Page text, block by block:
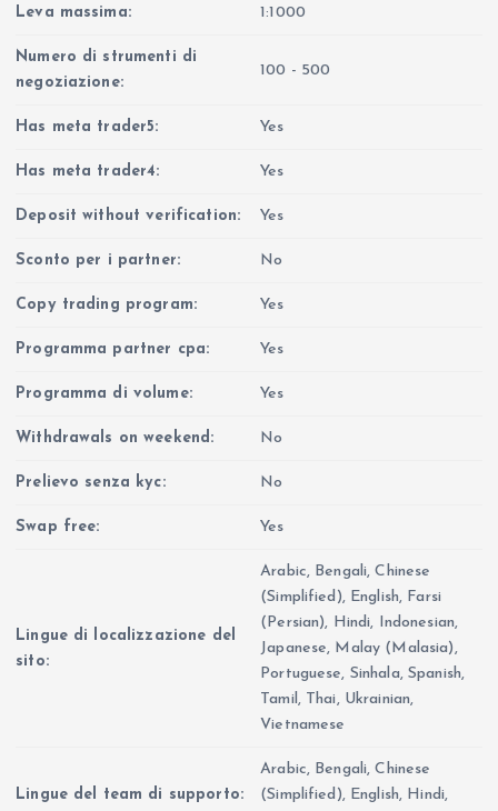
Leva massima: 1:1000
Numero di strumenti di
negoziazione:
100 - 500
Has meta trader5: Yes
Has meta trader4: Yes
Deposit without verification: Yes
Sconto per i partner: No
Copy trading program: Yes
Programma partner cpa: Yes
Programma di volume: Yes
Withdrawals on weekend: No
Prelievo senza kyc: No
Swap free: Yes
Lingue di localizzazione del
sito:
Arabic, Bengali, Chinese
(Simplified), English, Farsi
(Persian), Hindi, Indonesian,
Japanese, Malay (Malasia),
Portuguese, Sinhala, Spanish,
Tamil, Thai, Ukrainian,
Vietnamese
Lingue del team di supporto:
Arabic, Bengali, Chinese
(Simplified), English, Hindi,